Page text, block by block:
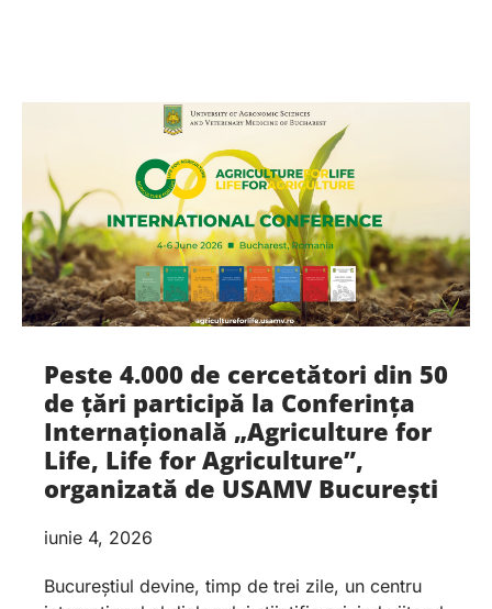
Peste 4.000 de cercetători din 50
de țări participă la Conferința
Internațională „Agriculture for
Life, Life for Agriculture”,
organizată de USAMV București
iunie 4, 2026
Bucureștiul devine, timp de trei zile, un centru